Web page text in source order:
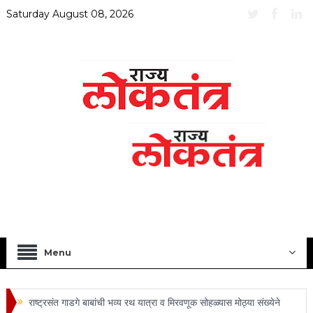
Saturday August 08, 2026
Menu
राष्ट्रसंत गाडगे बाबांची भव्य रथ यात्रा व मिरवणूक सोहळ्यास मोठ्या संख्येने